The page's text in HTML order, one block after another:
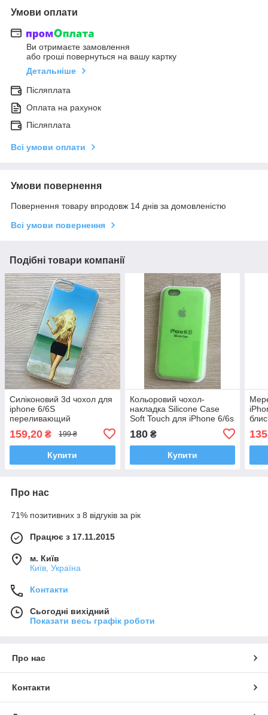
Умови оплати
Ви отримаєте замовлення
або гроші повернуться на вашу картку
Детальніше
Післяплата
Оплата на рахунок
Післяплата
Всі умови оплати
Умови повернення
Повернення товару впродовж 14 днів за домовленістю
Всі умови повернення
Подібні товари компанії
Силіконовий 3d чохол для
iphone 6/6S
переливающий
159,20 ₴ 199 ₴
Купити
Кольоровий чохол-
накладка Silicone Case
Soft Touch для iPhone 6/6s
180₴
Купити
135
Про нас
71% позитивних з 8 відгуків за рік
Працює з 17.11.2015
м. Київ
Київ, Україна
Контакти
Сьогодні вихідний
Показати весь графік роботи
Про нас
Контакти